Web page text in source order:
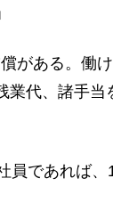
がある。働
業代、諸手
であれば、